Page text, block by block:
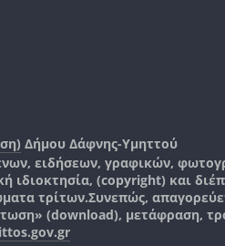
Δήμου Δάφνης-Υμηττού
ειδήσεων, γραφικών,
(copyright) και
τρίτων.Συνεπώς,
(download), μετάφραση,